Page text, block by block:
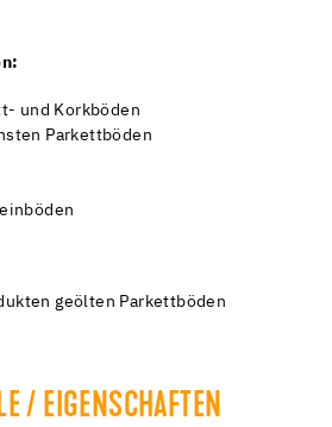
und Korkböden
Parkettböden
geölten Parkettböden
/ EIGENSCHAFTEN